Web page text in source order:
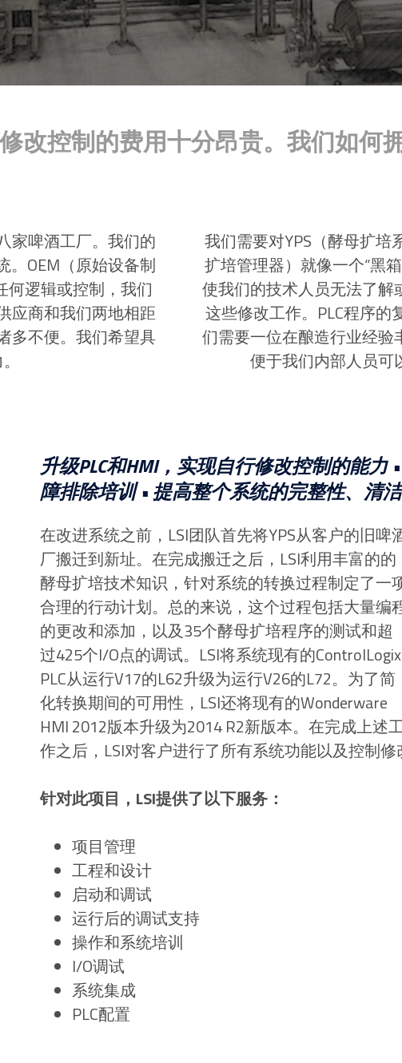
改控制的费用十分昂贵。我们如何
家啤酒工厂。我们的
。OEM（原始设备制
何逻辑或控制，我们
应商和我们两地相距
多不便。我们希望具
我们需要对YPS（酵母扩
扩培管理器）就像一个“黑
使我们的技术人员无法了
这些修改工作。PLC程序
们需要一位在酿造行业经验
便于我们内部人员可
升级PLC和HMI，实现自行修改控制的能力 •
障排除培训 •提高整个系统的完整性、清
在改进系统之前，LSI团队首先将YPS从客户的旧啤
厂搬迁到新址。在完成搬迁之后，LSI利用丰富的的
酵母扩培技术知识，针对系统的转换过程制定了一
合理的行动计划。总的来说，这个过程包括大量编
的更改和添加，以及35个酵母扩培程序的测试和超
过425个I/O点的调试。LSI将系统现有的ControlLogix
PLC从运行V17的L62升级为运行V26的L72。为了简
化转换期间的可用性，LSI还将现有的Wonderware
HMI 2012版本升级为2014 R2新版本。在完成上述
作之后，LSI对客户进行了所有系统功能以及控制修
针对此项目，LSI提供了以下服务：
项目管理
工程和设计
启动和调试
运行后的调试支持
操作和系统培训
I/O调试
系统集成
PLC配置